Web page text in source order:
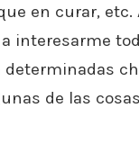
en curar,
interesarme
de las